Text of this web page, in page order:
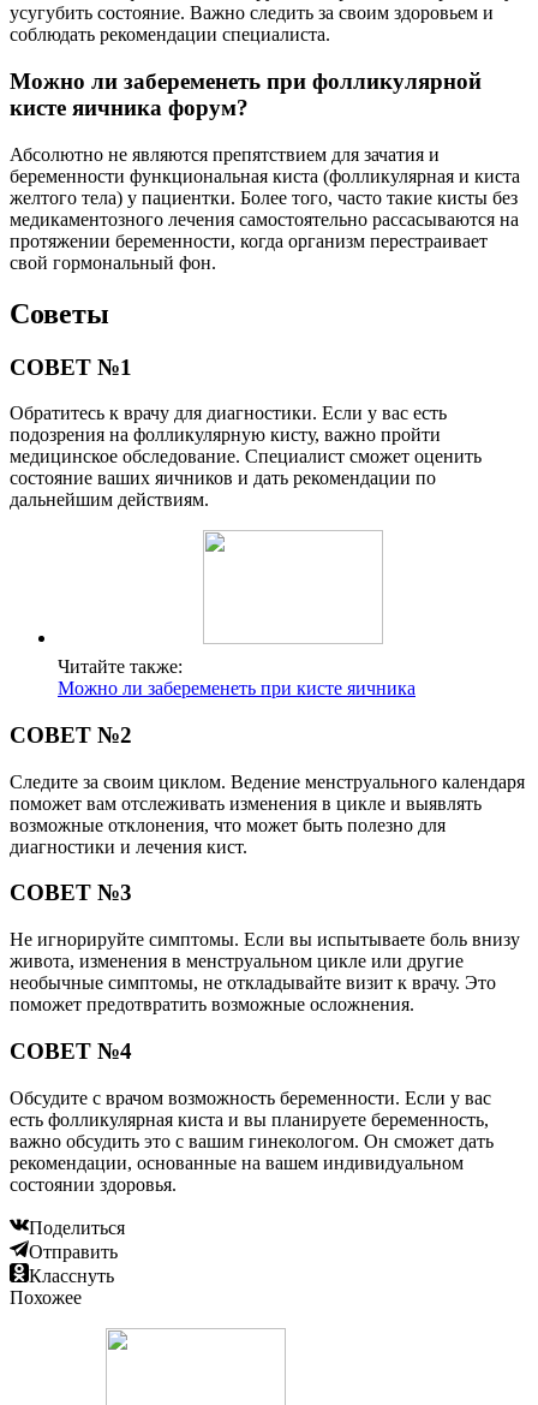
усугубить состояние. Важно следить за своим здоровьем и
соблюдать рекомендации специалиста.
Можно ли забеременеть при фолликулярной
кисте яичника форум?
Абсолютно не являются препятствием для зачатия и
беременности функциональная киста (фолликулярная и киста
желтого тела) у пациентки. Более того, часто такие кисты без
медикаментозного лечения самостоятельно рассасываются на
протяжении беременности, когда организм перестраивает
свой гормональный фон.
Советы
СОВЕТ №1
Обратитесь к врачу для диагностики. Если у вас есть
подозрения на фолликулярную кисту, важно пройти
медицинское обследование. Специалист сможет оценить
состояние ваших яичников и дать рекомендации по
дальнейшим действиям.
Читайте также:
Можно ли забеременеть при кисте яичника
СОВЕТ №2
Следите за своим циклом. Ведение менструального календаря
поможет вам отслеживать изменения в цикле и выявлять
возможные отклонения, что может быть полезно для
диагностики и лечения кист.
СОВЕТ №3
Не игнорируйте симптомы. Если вы испытываете боль внизу
живота, изменения в менструальном цикле или другие
необычные симптомы, не откладывайте визит к врачу. Это
поможет предотвратить возможные осложнения.
СОВЕТ №4
Обсудите с врачом возможность беременности. Если у вас
есть фолликулярная киста и вы планируете беременность,
важно обсудить это с вашим гинекологом. Он сможет дать
рекомендации, основанные на вашем индивидуальном
состоянии здоровья.
Поделиться
Отправить
Класснуть
Похожее